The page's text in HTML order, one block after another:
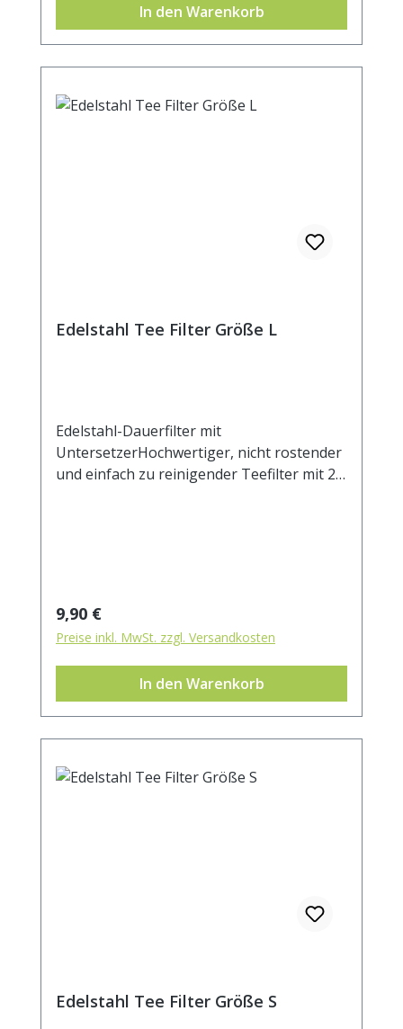
In den Warenkorb
Edelstahl Tee Filter Größe L
Edelstahl-Dauerfilter mit
UntersetzerHochwertiger, nicht rostender
und einfach zu reinigender Teefilter mit 2
Beim Ausspülen lösen sich die Partikel
leicht vom Filtergewebe. Durch die zwei
Henkel sitzt der Filter stabil auf dem
Becher- oder Kannenrand.Durchmesser ca.
Regulärer Preis:
9,90 €
Preise inkl. MwSt. zzgl. Versandkosten
In den Warenkorb
Edelstahl Tee Filter Größe S